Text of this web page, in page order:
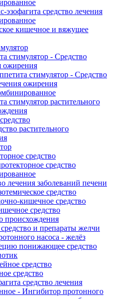
эзофагита средство лечения
кишечное и вяжущее
стимулятор - Средство
ожирения
стимулятор - Средство
ожирения
стимулятор растительного
растительного
средство
средство
лечения заболеваний печени
средство
кишечное средство
средство
происхождения
и препараты желчи
насоса - желёз
понижающее средство
средство
средство
средство лечения
- Ингибитор протонного